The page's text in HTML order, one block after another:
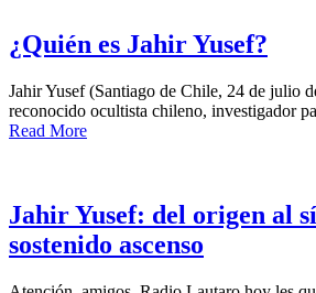
¿Quién es Jahir Yusef?
Jahir Yusef (Santiago de Chile, 24 de julio
reconocido ocultista chileno, investigador
Read More
Jahir Yusef: del origen al
sostenido ascenso